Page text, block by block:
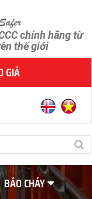
chính hãng từ
thế giới
GIÁ
BÁO CHÁY